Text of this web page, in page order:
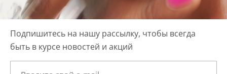
Подпишитесь на нашу рассылку, чтобы всегда
быть в курсе новостей и акций